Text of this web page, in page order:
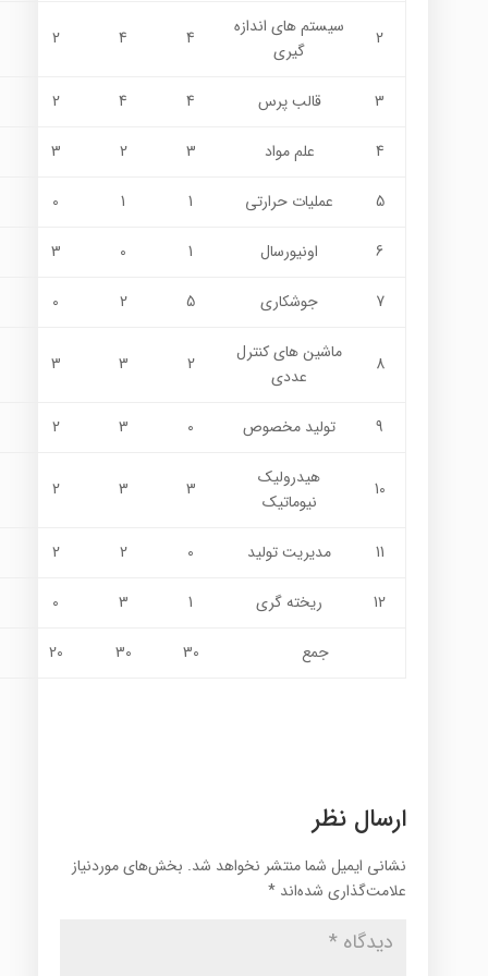
2
سيستم هاي اندازه
گيري
4
4
2
3 قالب پرس 4
4
2
4 علم مواد 3
2
3
5 عمليات حرارتي 1
1
0
6 اونيورسال 1
0
3
7 جوشكاري 5
2
0
8
ماشين هاي كنترل
عددي
2
3
3
9 توليد مخصوص 0
3
2
10
هيدروليك
نيوماتيك
3
3
2
11 مديريت توليد 0
2
2
12 ريخته گري 1
3
0
جمع 30
30
20
ارسال نظر
نشانی ایمیل شما منتشر نخواهد شد. بخش‌های موردنیاز
علامت‌گذاری شده‌اند *